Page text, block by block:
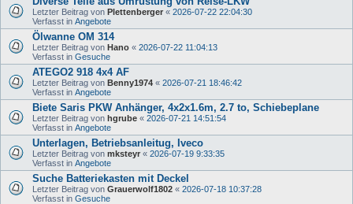
Letzter Beitrag von Plettenberger « 2026-07-22 22:04:30
Verfasst in Angebote
Ölwanne OM 314
Letzter Beitrag von Hano « 2026-07-22 11:04:13
Verfasst in Gesuche
ATEGO2 918 4x4 AF
Letzter Beitrag von Benny1974 « 2026-07-21 18:46:42
Verfasst in Angebote
Biete Saris PKW Anhänger, 4x2x1.6m, 2.7 to, Schiebeplane
Letzter Beitrag von hgrube « 2026-07-21 14:51:54
Verfasst in Angebote
Unterlagen, Betriebsanleitug, Iveco
Letzter Beitrag von mksteyr « 2026-07-19 9:33:35
Verfasst in Angebote
Suche Batteriekasten mit Deckel
Letzter Beitrag von Grauerwolf1802 « 2026-07-18 10:37:28
Verfasst in Gesuche